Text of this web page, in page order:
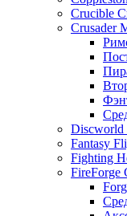
Crucible
Crusader
Discworld
Fantasy
Fighting
FireForge